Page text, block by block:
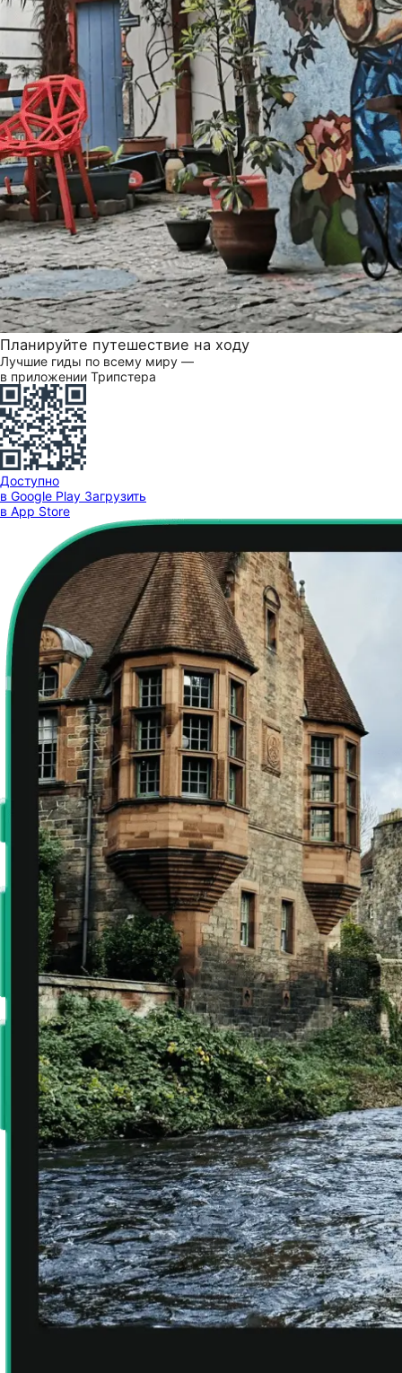
Планируйте путешествие на ходу
Лучшие гиды по всему миру —
в приложении Трипстера
Доступно
в Google Play Загрузить
в App Store